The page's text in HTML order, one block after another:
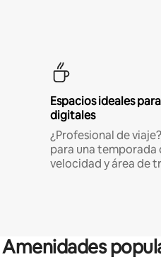
Espacios ideales
digitales
¿Profesional de
para una temporada
velocidad y área de
Amenidades